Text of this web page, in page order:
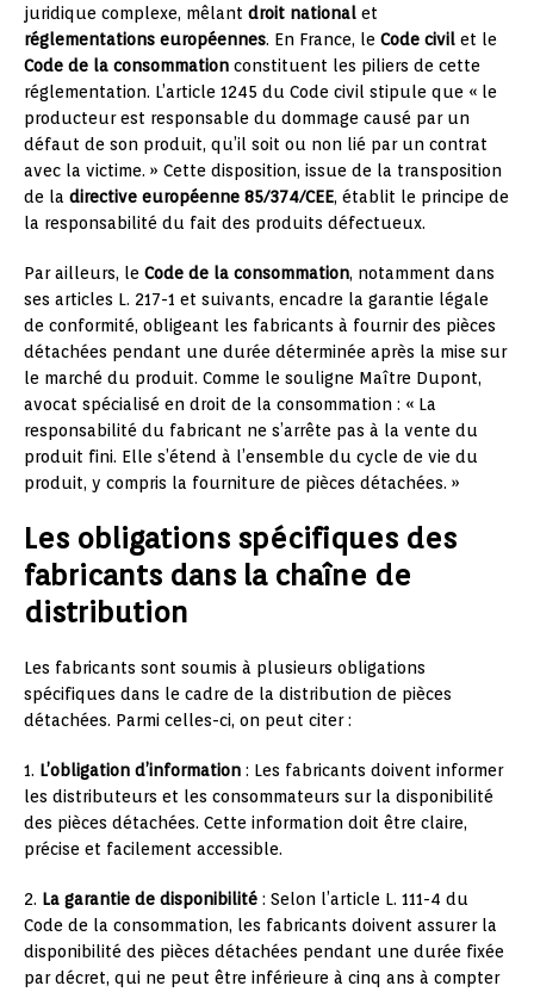
juridique complexe, mêlant droit national et
réglementations européennes. En France, le Code civil et le
Code de la consommation constituent les piliers de cette
réglementation. L’article 1245 du Code civil stipule que « le
producteur est responsable du dommage causé par un
défaut de son produit, qu’il soit ou non lié par un contrat
avec la victime. » Cette disposition, issue de la transposition
de la directive européenne 85/374/CEE, établit le principe de
la responsabilité du fait des produits défectueux.
Par ailleurs, le Code de la consommation, notamment dans
ses articles L. 217-1 et suivants, encadre la garantie légale
de conformité, obligeant les fabricants à fournir des pièces
détachées pendant une durée déterminée après la mise sur
le marché du produit. Comme le souligne Maître Dupont,
avocat spécialisé en droit de la consommation : « La
responsabilité du fabricant ne s’arrête pas à la vente du
produit fini. Elle s’étend à l’ensemble du cycle de vie du
produit, y compris la fourniture de pièces détachées. »
Les obligations spécifiques des
fabricants dans la chaîne de
distribution
Les fabricants sont soumis à plusieurs obligations
spécifiques dans le cadre de la distribution de pièces
détachées. Parmi celles-ci, on peut citer :
1. L’obligation d’information : Les fabricants doivent informer
les distributeurs et les consommateurs sur la disponibilité
des pièces détachées. Cette information doit être claire,
précise et facilement accessible.
2. La garantie de disponibilité : Selon l’article L. 111-4 du
Code de la consommation, les fabricants doivent assurer la
disponibilité des pièces détachées pendant une durée fixée
par décret, qui ne peut être inférieure à cinq ans à compter